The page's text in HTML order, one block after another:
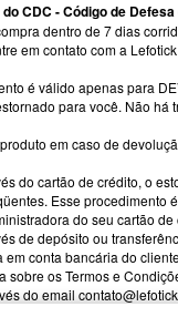
CDC - Código de
dentro de 7 dias
em contato com a
é válido apenas para
para você. Não há
em caso de
do cartão de crédito, o
Esse procedimento
do seu cartão de
de depósito ou
conta bancária do
sobre os Termos e
do email